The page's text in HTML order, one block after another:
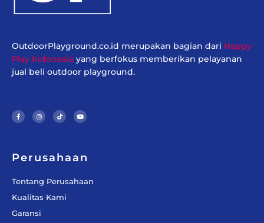
OutdoorPlayground.co.id merupakan bagian dari Happy
Play Indonesia yang berfokus memberikan pelayanan
jual beli outdoor playground.
c
e
b
f
s
t
a
k
t
o
u
t
u
Perusahaan
Tentang Perusahaan
Kualitas Kami
Garansi